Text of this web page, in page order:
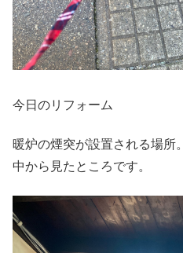
今日のリフォーム
暖炉の煙突が設置される場所。
中から見たところです。